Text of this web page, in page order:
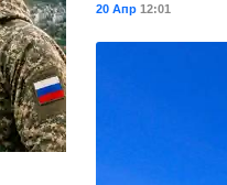
20 Апр 12:01